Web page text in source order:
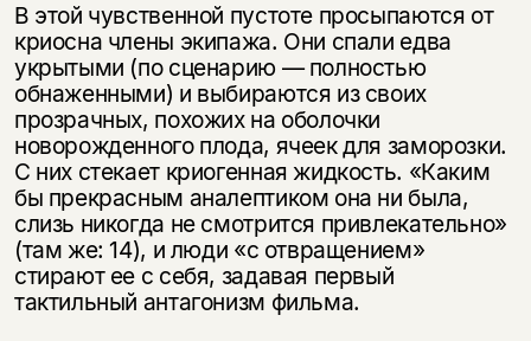
В этой чувственной пустоте просыпаются от
криосна члены экипажа. Они спали едва
укрытыми (по сценарию — полностью
обнаженными) и выбираются из своих
прозрачных, похожих на оболочки
новорожденного плода, ячеек для заморозки.
С них стекает криогенная жидкость. «Каким
бы прекрасным аналептиком она ни была,
слизь никогда не смотрится привлекательно»
(там же: 14), и люди «с отвращением»
стирают ее с себя, задавая первый
тактильный антагонизм фильма.